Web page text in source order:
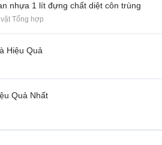
nhựa 1 lít đựng chất diệt côn trùng
Tổng hợp
Hiệu Quả
Quả Nhất